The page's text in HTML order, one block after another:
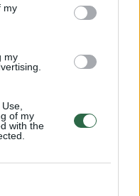
my
my
of my
with the
tiek pramonėje
taip pat
būti ne vienintelis.
lėktuvas
kaip įtariama,
buvo skubiai
nutraukti tūpimą
Hanoveryje,